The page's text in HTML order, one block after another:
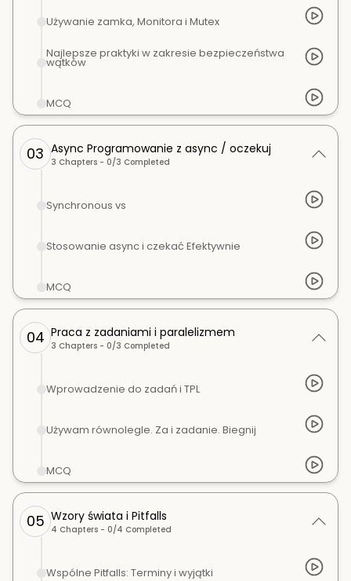
Używanie zamka, Monitora i Mutex
Najlepsze praktyki w zakresie bezpieczeństwa
wątków
MCQ
03 Async Programowanie z async / oczekuj
3 Chapters - 0/3 Completed
Synchronous vs
Stosowanie async i czekać Efektywnie
MCQ
04 Praca z zadaniami i paralelizmem
3 Chapters - 0/3 Completed
Wprowadzenie do zadań i TPL
Używam równolegle. Za i zadanie. Biegnij
MCQ
05 Wzory świata i Pitfalls
4 Chapters - 0/4 Completed
Wspólne Pitfalls: Terminy i wyjątki